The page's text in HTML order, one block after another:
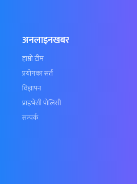
अनलाइनखबर
हाम्रो टीम
प्रयोगका सर्त
विज्ञापन
प्राइभेसी पोलिसी
सम्पर्क